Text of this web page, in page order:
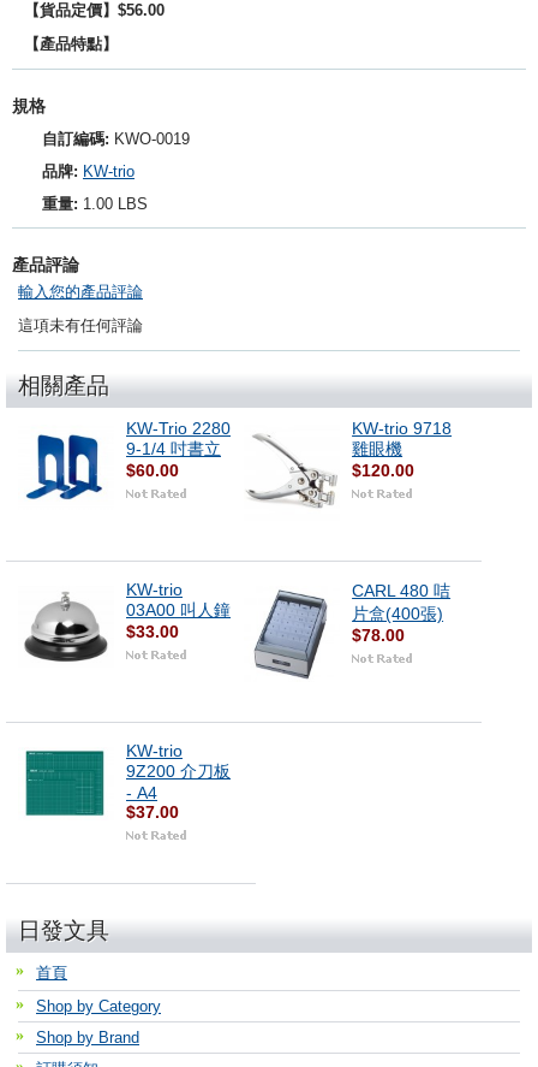
【貨品定價】$56.00
【產品特點】
規格
自訂編碼: KWO-0019
品牌: KW-trio
重量: 1.00 LBS
產品評論
輸入您的產品評論
這項未有任何評論
相關產品
KW-Trio 2280
9-1/4 吋書立
$60.00
KW-trio 9718
雞眼機
$120.00
KW-trio
03A00 叫人鐘
$33.00
CARL 480 咭
片盒(400張)
$78.00
KW-trio
9Z200 介刀板
- A4
$37.00
日發文具
首頁
Shop by Category
Shop by Brand